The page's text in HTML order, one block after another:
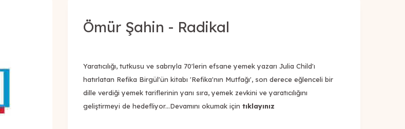
Ömür Şahin - Radikal
Yaratıcılığı, tutkusu ve sabrıyla 70'lerin efsane yemek yazarı Julia Child'ı
hatırlatan Refika Birgül'ün kitabı 'Refika'nın Mutfağı', son derece eğlenceli bir
dille verdiği yemek tariflerinin yanı sıra, yemek zevkini ve yaratıcılığını
geliştirmeyi de hedefliyor...Devamını okumak için tıklayınız